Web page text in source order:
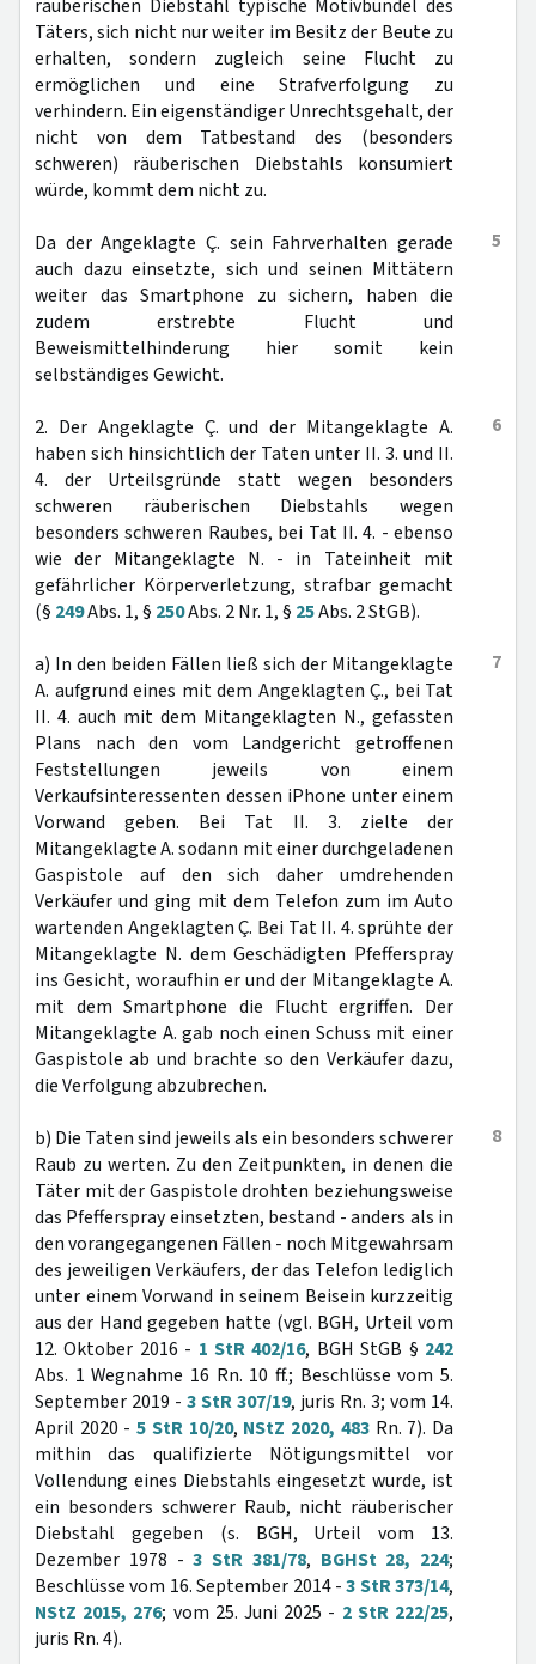
räuberischen Diebstahl typische Motivbündel des
Täters, sich nicht nur weiter im Besitz der Beute zu
erhalten, sondern zugleich seine Flucht zu
ermöglichen und eine Strafverfolgung zu
verhindern. Ein eigenständiger Unrechtsgehalt, der
nicht von dem Tatbestand des (besonders
schweren) räuberischen Diebstahls konsumiert
würde, kommt dem nicht zu.
5
Da der Angeklagte Ç. sein Fahrverhalten gerade
auch dazu einsetzte, sich und seinen Mittätern
weiter das Smartphone zu sichern, haben die
zudem erstrebte Flucht und
Beweismittelhinderung hier somit kein
selbständiges Gewicht.
6
2. Der Angeklagte Ç. und der Mitangeklagte A.
haben sich hinsichtlich der Taten unter II. 3. und II.
4. der Urteilsgründe statt wegen besonders
schweren räuberischen Diebstahls wegen
besonders schweren Raubes, bei Tat II. 4. - ebenso
wie der Mitangeklagte N. - in Tateinheit mit
gefährlicher Körperverletzung, strafbar gemacht
(§ 249Abs. 1, § 250Abs. 2 Nr. 1, § 25Abs. 2 StGB).
7
a) In den beiden Fällen ließ sich der Mitangeklagte
A. aufgrund eines mit dem Angeklagten Ç., bei Tat
II. 4. auch mit dem Mitangeklagten N., gefassten
Plans nach den vom Landgericht getroffenen
Feststellungen jeweils von einem
Verkaufsinteressenten dessen iPhone unter einem
Vorwand geben. Bei Tat II. 3. zielte der
Mitangeklagte A. sodann mit einer durchgeladenen
Gaspistole auf den sich daher umdrehenden
Verkäufer und ging mit dem Telefon zum im Auto
wartenden Angeklagten Ç. Bei Tat II. 4. sprühte der
Mitangeklagte N. dem Geschädigten Pfefferspray
ins Gesicht, woraufhin er und der Mitangeklagte A.
mit dem Smartphone die Flucht ergriffen. Der
Mitangeklagte A. gab noch einen Schuss mit einer
Gaspistole ab und brachte so den Verkäufer dazu,
die Verfolgung abzubrechen.
8
b) Die Taten sind jeweils als ein besonders schwerer
Raub zu werten. Zu den Zeitpunkten, in denen die
Täter mit der Gaspistole drohten beziehungsweise
das Pfefferspray einsetzten, bestand - anders als in
den vorangegangenen Fällen - noch Mitgewahrsam
des jeweiligen Verkäufers, der das Telefon lediglich
unter einem Vorwand in seinem Beisein kurzzeitig
aus der Hand gegeben hatte (vgl. BGH, Urteil vom
12. Oktober 2016 - 1 StR 402/16, BGH StGB § 242
Abs. 1 Wegnahme 16 Rn. 10 ff.; Beschlüsse vom 5.
September 2019 - 3 StR 307/19, juris Rn. 3; vom 14.
April 2020 -5 StR 10/20, NStZ 2020, 483Rn. 7). Da
mithin das qualifizierte Nötigungsmittel vor
Vollendung eines Diebstahls eingesetzt wurde, ist
ein besonders schwerer Raub, nicht räuberischer
Diebstahl gegeben (s. BGH, Urteil vom 13.
Dezember 1978 -3 StR 381/78, BGHSt 28, 224;
Beschlüsse vom 16. September 2014 -3 StR 373/14,
NStZ 2015, 276; vom 25. Juni 2025 - 2 StR 222/25,
juris Rn. 4).